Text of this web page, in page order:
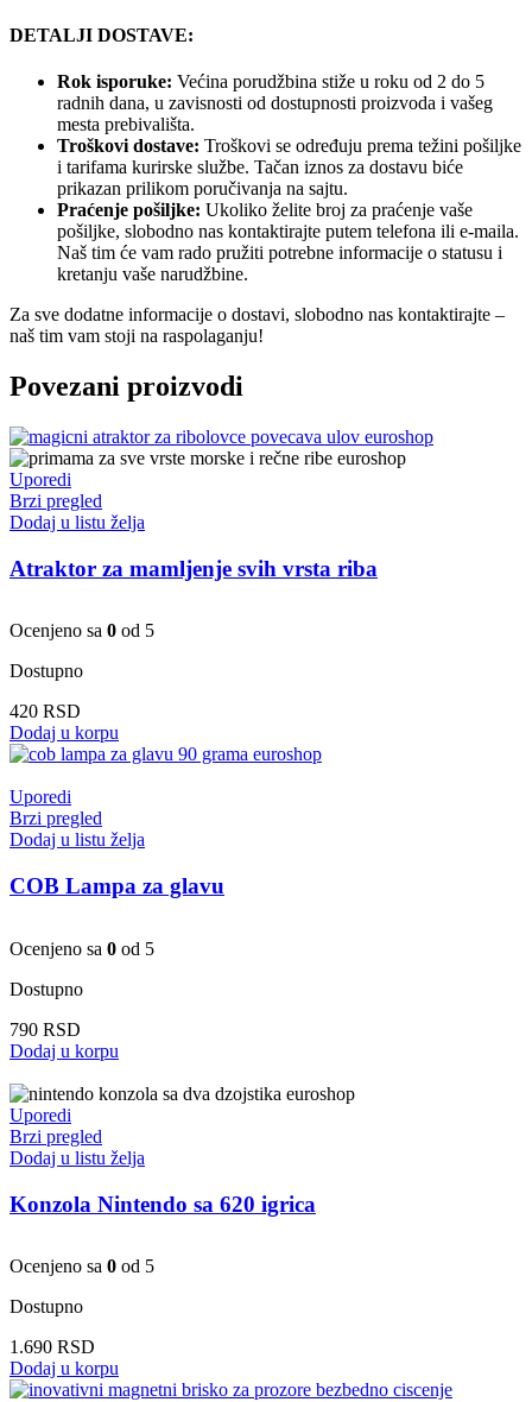
DETALJI DOSTAVE:
Rok isporuke: Većina porudžbina stiže u roku od 2 do 5
radnih dana, u zavisnosti od dostupnosti proizvoda i vašeg
mesta prebivališta.
Troškovi dostave: Troškovi se određuju prema težini pošiljke
i tarifama kurirske službe. Tačan iznos za dostavu biće
prikazan prilikom poručivanja na sajtu.
Praćenje pošiljke: Ukoliko želite broj za praćenje vaše
pošiljke, slobodno nas kontaktirajte putem telefona ili e-maila.
Naš tim će vam rado pružiti potrebne informacije o statusu i
kretanju vaše narudžbine.
Za sve dodatne informacije o dostavi, slobodno nas kontaktirajte –
naš tim vam stoji na raspolaganju!
Povezani proizvodi
Uporedi
Brzi pregled
Dodaj u listu želja
Atraktor za mamljenje svih vrsta riba
Ocenjeno sa 0 od 5
Dostupno
420 RSD
Dodaj u korpu
Uporedi
Brzi pregled
Dodaj u listu želja
COB Lampa za glavu
Ocenjeno sa 0 od 5
Dostupno
790 RSD
Dodaj u korpu
Uporedi
Brzi pregled
Dodaj u listu želja
Konzola Nintendo sa 620 igrica
Ocenjeno sa 0 od 5
Dostupno
1.690 RSD
Dodaj u korpu